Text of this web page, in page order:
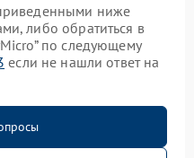
ниже
либо обратиться в
по следующему
если не нашли ответ на